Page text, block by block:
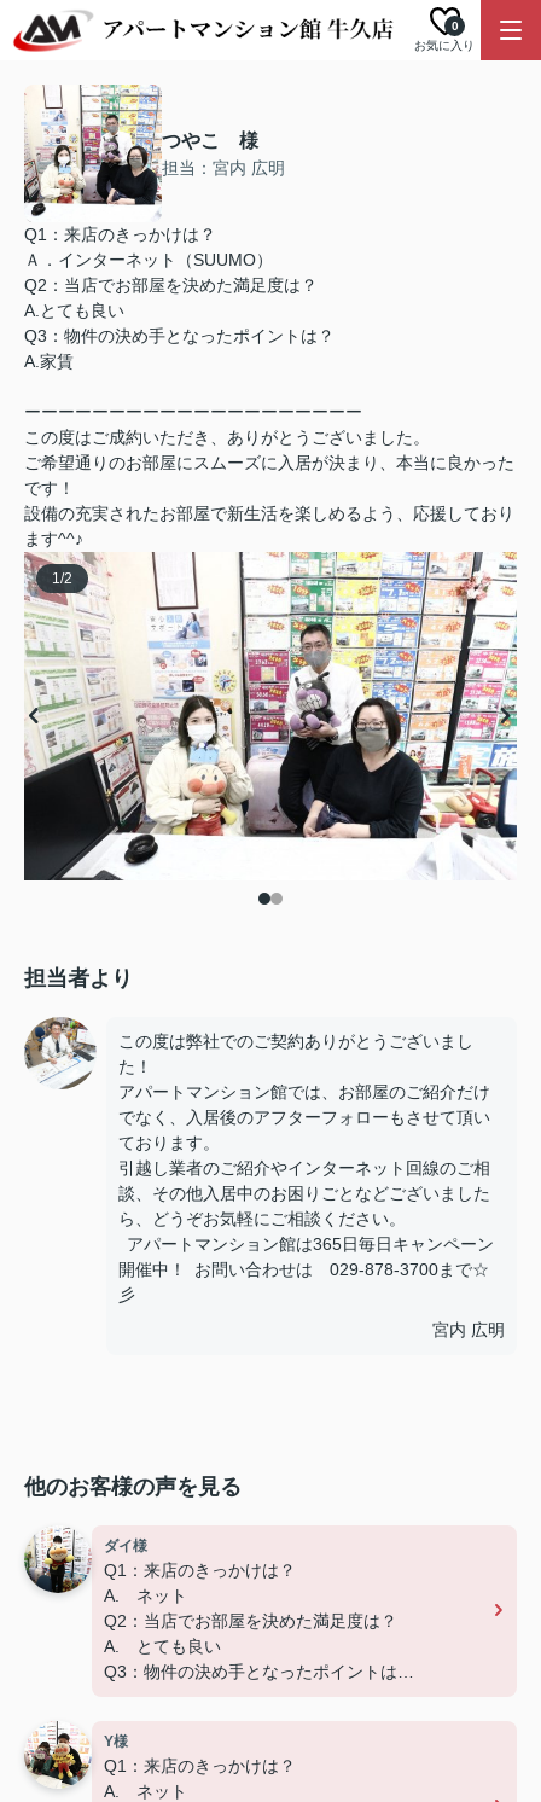
お気に入り
0
つやこ 様
担当：宮内 広明
Q1：来店のきっかけは？
Ａ．インターネット（SUUMO）
Q2：当店でお部屋を決めた満足度は？
A.とても良い
Q3：物件の決め手となったポイントは？
A.家賃
ーーーーーーーーーーーーーーーーーーーー
この度はご成約いただき、ありがとうございました。
ご希望通りのお部屋にスムーズに入居が決まり、本当に良かった
です！
設備の充実されたお部屋で新生活を楽しめるよう、応援しており
ます^^♪
1/2
担当者より
この度は弊社でのご契約ありがとうございまし
た！
アパートマンション館では、お部屋のご紹介だけ
でなく、入居後のアフターフォローもさせて頂い
ております。
引越し業者のご紹介やインターネット回線のご相
談、その他入居中のお困りごとなどございました
ら、どうぞお気軽にご相談ください。
アパートマンション館は365日毎日キャンペーン
開催中！ お問い合わせは 029-878-3700まで☆
彡
宮内 広明
他のお客様の声を見る
ダイ様
Q1：来店のきっかけは？
A. ネット
Q2：当店でお部屋を決めた満足度は？
A. とても良い
Q3：物件の決め手となったポイントは？
Y様
Q1：来店のきっかけは？
A. ネット